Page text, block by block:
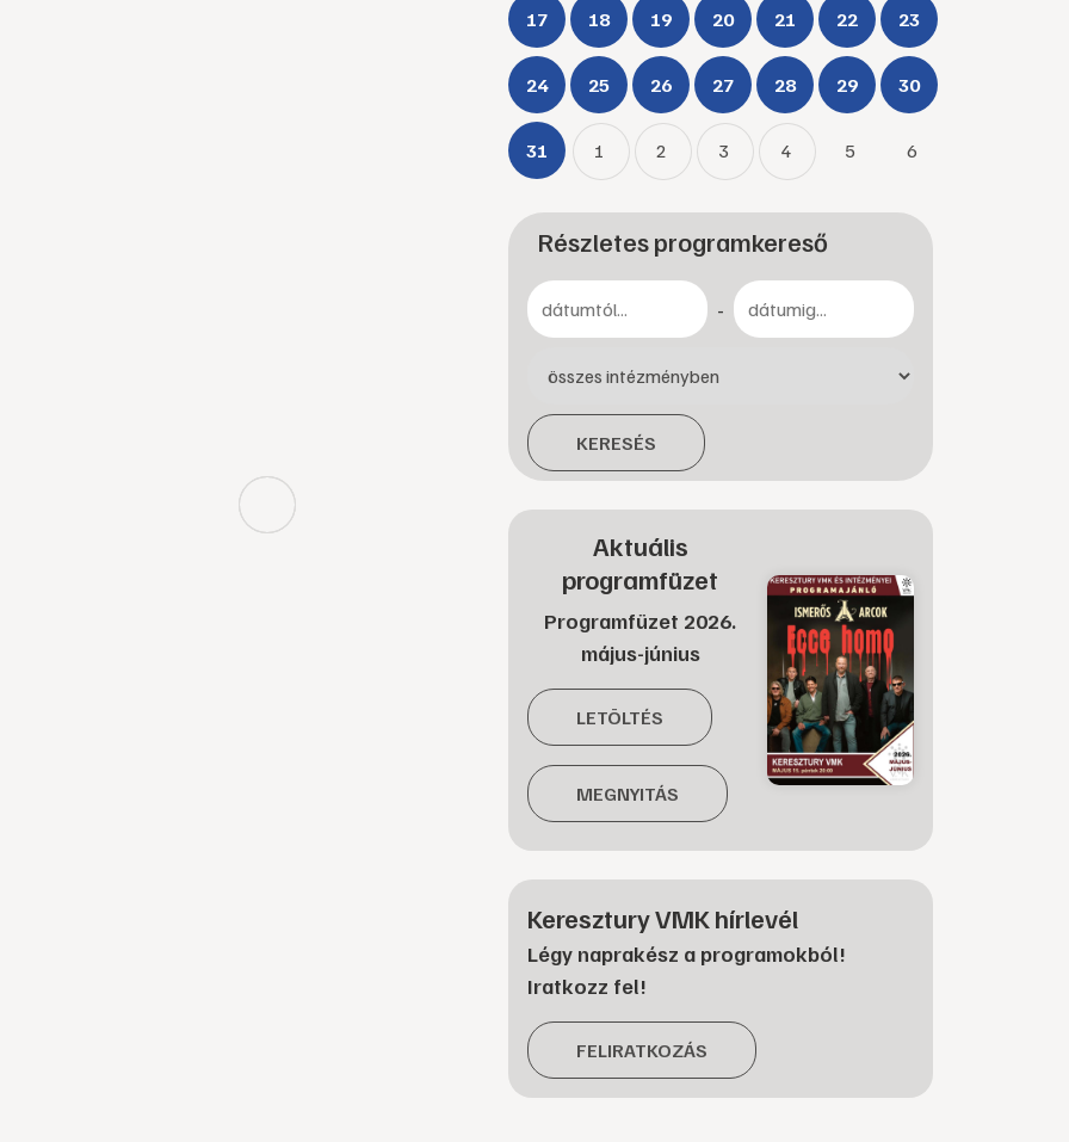
17 18 19 20 21 22 23
24 25 26 27 28 29 30
31 1 2 3 4 5 6
Részletes programkereső
-
KERESÉS
Aktuális
programfüzet
Programfüzet 2026.
május-június
LETÖLTÉS
MEGNYITÁS
Keresztury VMK hírlevél
Légy naprakész a programokból!
Iratkozz fel!
FELIRATKOZÁS